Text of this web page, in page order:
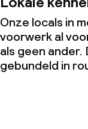
Onze locals in
voorwerk al
als geen ander.
gebundeld in